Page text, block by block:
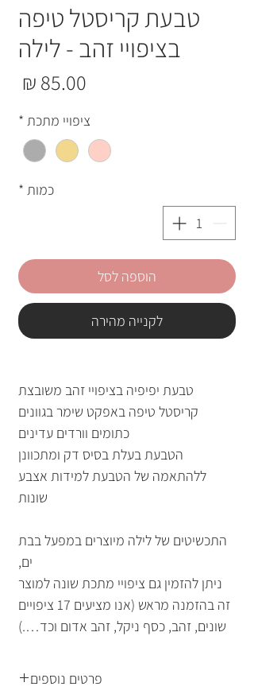
טבעת קריסטל טיפה
בציפויי זהב - לילה
ציפויי מתכת *
כמות *
הוספה לסל
לקנייה מהירה
טבעת יפיפיה בציפויי זהב משובצת
קריסטל טיפה באפקט שימר בגוונים
כתומים וורדים עדינים
הטבעת בעלת בסיס דק ומתכוונן
ללהתאמה של הטבעת למידות אצבע
שונות
התכשיטים של לילה מיוצרים במפעל בבת
ים,
ניתן להזמין גם ציפויי מתכת שונה למוצר
זה בהזמנה מראש (אנו מציעים 17 ציפויים
שונים, זהב, כסף ניקל, זהב אדום וכד….)
פרטים נוספים